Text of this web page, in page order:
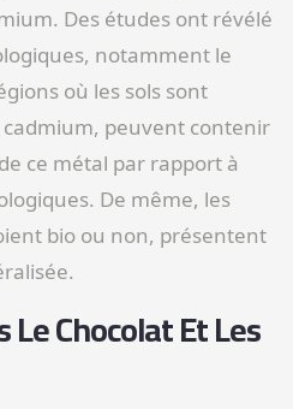
Des études ont révélé
notamment le
où les sols sont
peuvent contenir
ce métal par rapport à
De même, les
bio ou non, présentent
Chocolat Et Les